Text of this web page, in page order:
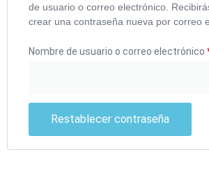
de usuario o correo electrónico.
crear una contraseña nueva por correo
Nombre de usuario o correo electrónico
Restablecer contraseña